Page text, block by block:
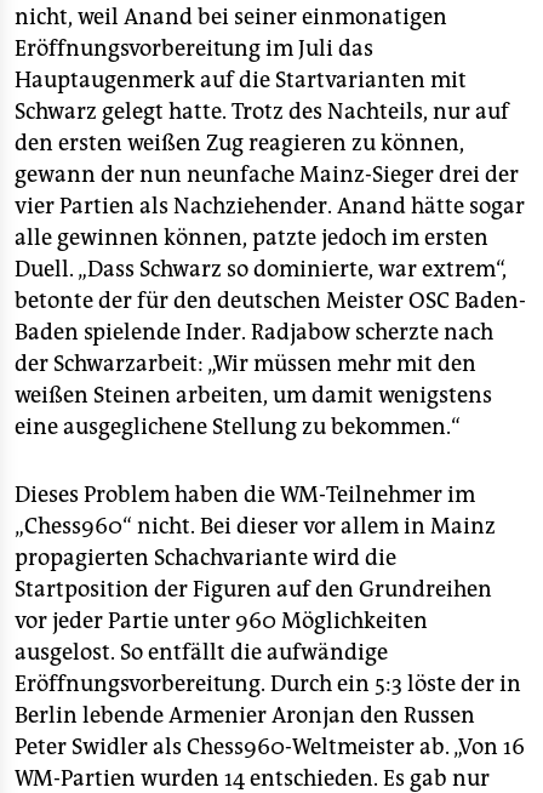
nicht, weil Anand bei seiner einmonatigen
Eröffnungsvorbereitung im Juli das
Hauptaugenmerk auf die Startvarianten mit
Schwarz gelegt hatte. Trotz des Nachteils, nur auf
den ersten weißen Zug reagieren zu können,
gewann der nun neunfache Mainz-Sieger drei der
vier Partien als Nachziehender. Anand hätte sogar
alle gewinnen können, patzte jedoch im ersten
Duell. „Dass Schwarz so dominierte, war extrem“,
betonte der für den deutschen Meister OSC Baden-
Baden spielende Inder. Radjabow scherzte nach
der Schwarzarbeit: „Wir müssen mehr mit den
weißen Steinen arbeiten, um damit wenigstens
eine ausgeglichene Stellung zu bekommen.“
Dieses Problem haben die WM-Teilnehmer im
„Chess960“ nicht. Bei dieser vor allem in Mainz
propagierten Schachvariante wird die
Startposition der Figuren auf den Grundreihen
vor jeder Partie unter 960 Möglichkeiten
ausgelost. So entfällt die aufwändige
Eröffnungsvorbereitung. Durch ein 5:3 löste der in
Berlin lebende Armenier Aronjan den Russen
Peter Swidler als Chess960-Weltmeister ab. „Von 16
WM-Partien wurden 14 entschieden. Es gab nur